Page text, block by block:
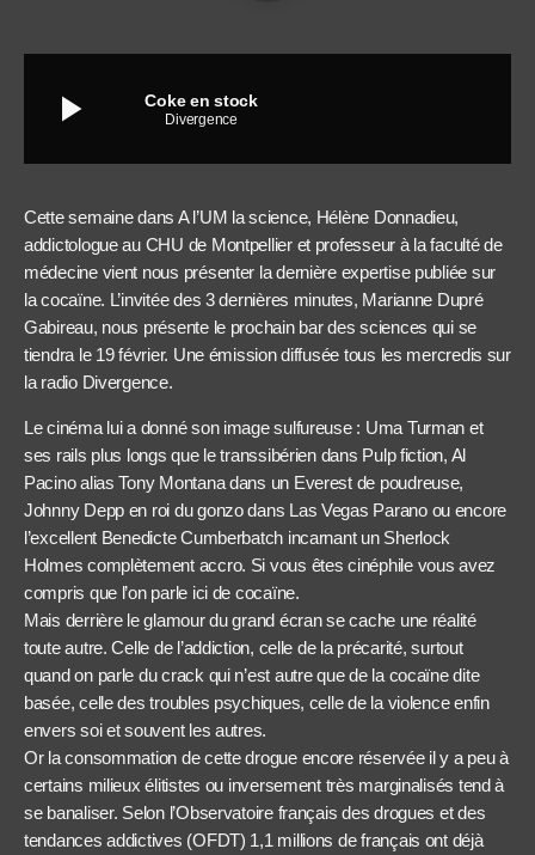
play_arrow Coke en stock
Divergence
Cette semaine dans A l’UM la science, Hélène Donnadieu,
addictologue au CHU de Montpellier et professeur à la faculté de
médecine vient nous présenter la dernière expertise publiée sur
la cocaïne. L’invitée des 3 dernières minutes, Marianne Dupré
Gabireau, nous présente le prochain bar des sciences qui se
tiendra le 19 février. Une émission diffusée tous les mercredis sur
la radio Divergence.
Le cinéma lui a donné son image sulfureuse : Uma Turman et
ses rails plus longs que le transsibérien dans Pulp fiction, Al
Pacino alias Tony Montana dans un Everest de poudreuse,
Johnny Depp en roi du gonzo dans Las Vegas Parano ou encore
l’excellent Benedicte Cumberbatch incarnant un Sherlock
Holmes complètement accro. Si vous êtes cinéphile vous avez
compris que l’on parle ici de cocaïne.
Mais derrière le glamour du grand écran se cache une réalité
toute autre. Celle de l’addiction, celle de la précarité, surtout
quand on parle du crack qui n’est autre que de la cocaïne dite
basée, celle des troubles psychiques, celle de la violence enfin
envers soi et souvent les autres.
Or la consommation de cette drogue encore réservée il y a peu à
certains milieux élitistes ou inversement très marginalisés tend à
se banaliser. Selon l’Observatoire français des drogues et des
tendances addictives (OFDT) 1,1 millions de français ont déjà